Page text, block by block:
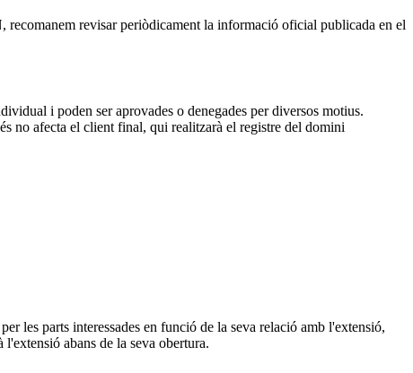
revisar periòdicament la informació oficial publicada en el
i poden ser aprovades o denegades per diversos motius.
no afecta el client final, qui realitzarà el registre del domini
les parts interessades en funció de la seva relació amb l'extensió,
abans de la seva obertura.